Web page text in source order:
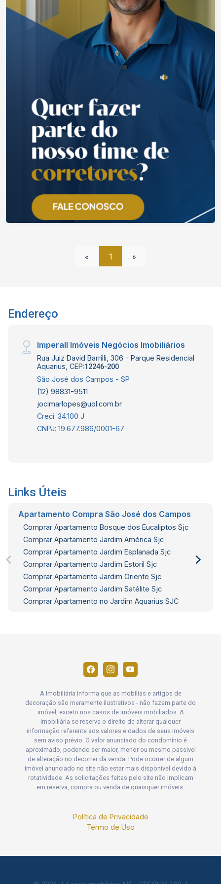
« 1 »
Endereço
Imperall Imóveis Negócios Imobiliários
Rua Juiz David Barrilli, 306 - Parque Residencial
Aquarius, CEP:12246-200
São José dos Campos - SP
(12) 98831-9511
jocimarlopes@uol.com.br
Creci: 34.100 J
CNPJ: 19.677.986/0001-67
Links Úteis
Apartamento Compra São José dos Campos
Comprar Apartamento Bosque dos Eucaliptos Sjc
Comprar Apartamento Jardim América Sjc
Comprar Apartamento Jardim Esplanada Sjc
Comprar Apartamento Jardim Estoril Sjc
Comprar Apartamento Jardim Oriente Sjc
Comprar Apartamento Jardim Satélite Sjc
Comprar Apartamento no Jardim Aquarius SJC
A Imobiliária informa que as mobílias e artigos de
decoração são meramente ilustrativos - não fazem parte do
imóvel, exceto nos casos de imóveis mobiliados. A
imobiliária se reserva o direito de alterar qualquer
informação referente aos valores e dados de seus imóveis
sem aviso prévio. O valor anunciado do condomínio é
aproximado, podendo ser maior, menor ou mesmo passível
de alteração no decorrer da venda. Pode ocorrer de algum
imóvel anunciado no site não estar mais disponível devido à
rotatividade. As solicitações feitas pelo site não implicam
em reserva, compra ou venda de quaisquer imóveis.
Política de Privacidade
Termo de Uso